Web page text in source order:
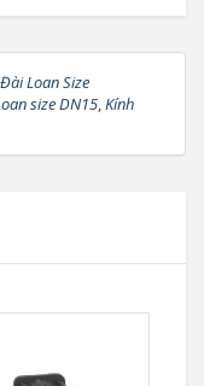
Loan Size
size DN15,Kính